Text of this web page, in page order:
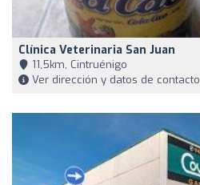
Clínica Veterinaria San Juan
11,5km, Cintruénigo
Ver dirección y datos de contacto